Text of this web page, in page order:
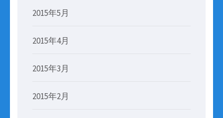
2015年5月
2015年4月
2015年3月
2015年2月